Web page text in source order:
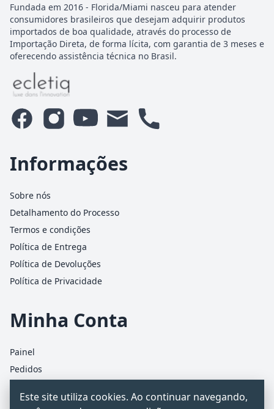
Fundada em 2016 - Florida/Miami nasceu para atender
consumidores brasileiros que desejam adquirir produtos
importados de boa qualidade, através do processo de
Importação Direta, de forma lícita, com garantia de 3 meses e
oferecendo assistência técnica no Brasil.
Informações
Sobre nós
Detalhamento do Processo
Termos e condições
Política de Entrega
Política de Devoluções
Política de Privacidade
Minha Conta
Painel
Pedidos
Carrinho
Este site utiliza cookies. Ao continuar navegando,